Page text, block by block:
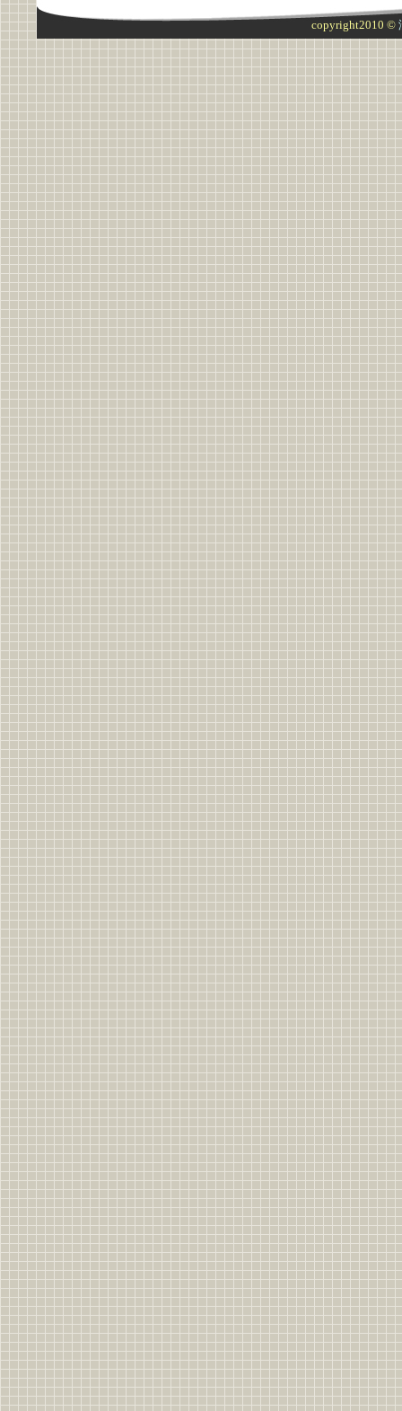
copyright2010 ©